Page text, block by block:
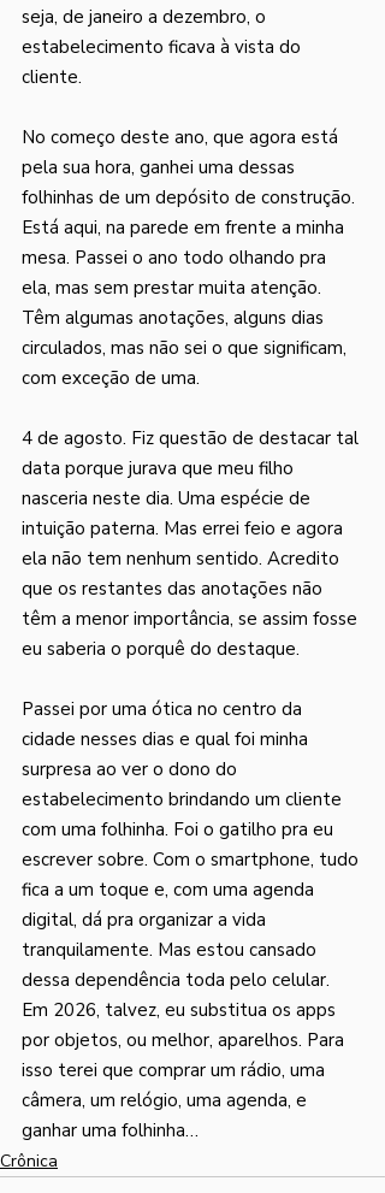
seja, de janeiro a dezembro, o
estabelecimento ficava à vista do
cliente.
No começo deste ano, que agora está
pela sua hora, ganhei uma dessas
folhinhas de um depósito de construção.
Está aqui, na parede em frente a minha
mesa. Passei o ano todo olhando pra
ela, mas sem prestar muita atenção.
Têm algumas anotações, alguns dias
circulados, mas não sei o que significam,
com exceção de uma.
4 de agosto. Fiz questão de destacar tal
data porque jurava que meu filho
nasceria neste dia. Uma espécie de
intuição paterna. Mas errei feio e agora
ela não tem nenhum sentido. Acredito
que os restantes das anotações não
têm a menor importância, se assim fosse
eu saberia o porquê do destaque.
Passei por uma ótica no centro da
cidade nesses dias e qual foi minha
surpresa ao ver o dono do
estabelecimento brindando um cliente
com uma folhinha. Foi o gatilho pra eu
escrever sobre. Com o smartphone, tudo
fica a um toque e, com uma agenda
digital, dá pra organizar a vida
tranquilamente. Mas estou cansado
dessa dependência toda pelo celular.
Em 2026, talvez, eu substitua os apps
por objetos, ou melhor, aparelhos. Para
isso terei que comprar um rádio, uma
câmera, um relógio, uma agenda, e
ganhar uma folhinha…
Crônica